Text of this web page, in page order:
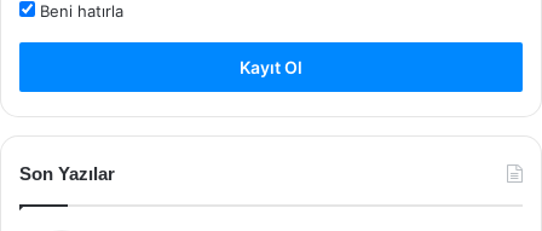
Beni hatırla
Kayıt Ol
Son Yazılar